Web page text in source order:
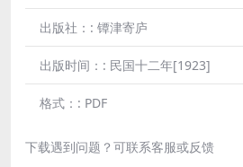
出版社：: 镡津寄庐
出版时间：: 民国十二年[1923]
格式：: PDF
下载遇到问题？可联系客服或反馈